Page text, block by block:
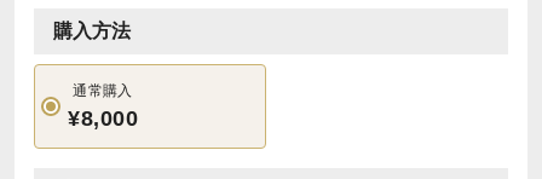
購入方法
通常購入
¥8,000